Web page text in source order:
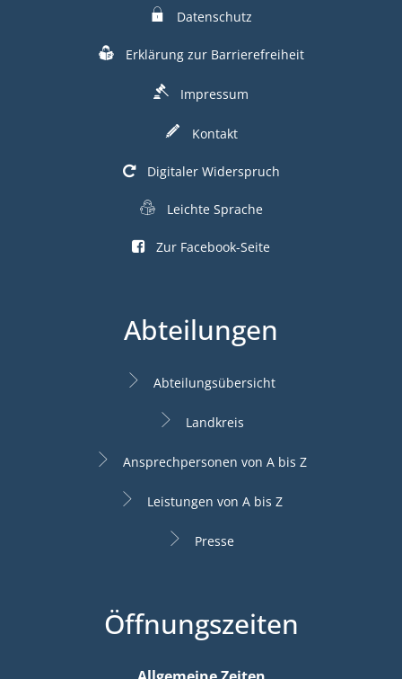
Datenschutz
Erklärung zur Barrierefreiheit
Impressum
Kontakt
Digitaler Widerspruch
Leichte Sprache
Zur Facebook-Seite
Abteilungen
Abteilungsübersicht
Landkreis
Ansprechpersonen von A bis Z
Leistungen von A bis Z
Presse
Öffnungszeiten